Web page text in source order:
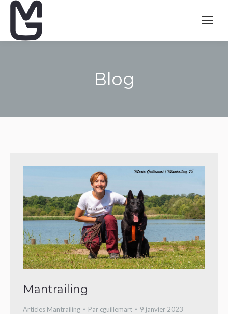
Blog
Mantrailing
Articles Mantrailing Par cguillemart 9 janvier 2023